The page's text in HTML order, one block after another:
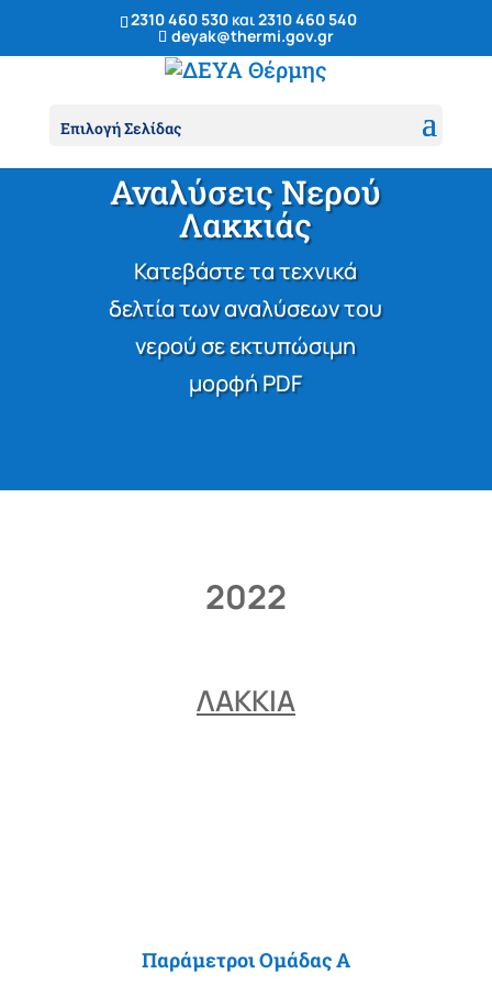
2310 460 530 και2310 460 540
deyak@thermi.gov.gr
Επιλογή Σελίδας
Αναλύσεις Νερού
Λακκιάς
Κατεβάστε τα τεχνικά
δελτία των αναλύσεων του
νερού σε εκτυπώσιμη
μορφή PDF
2022
ΛΑΚΚΙΑ
Παράμετροι Ομάδας Α